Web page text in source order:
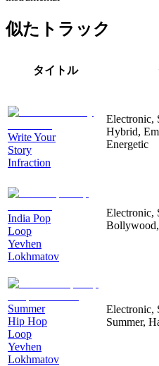
似たトラック
タイトル
Write Your
Story
Infraction
Electronic,
Hybrid,
Energetic
India Pop
Loop
Yevhen
Lokhmatov
Electronic,
Summer
Hip Hop
Loop
Yevhen
Lokhmatov
Electronic,
Summer,